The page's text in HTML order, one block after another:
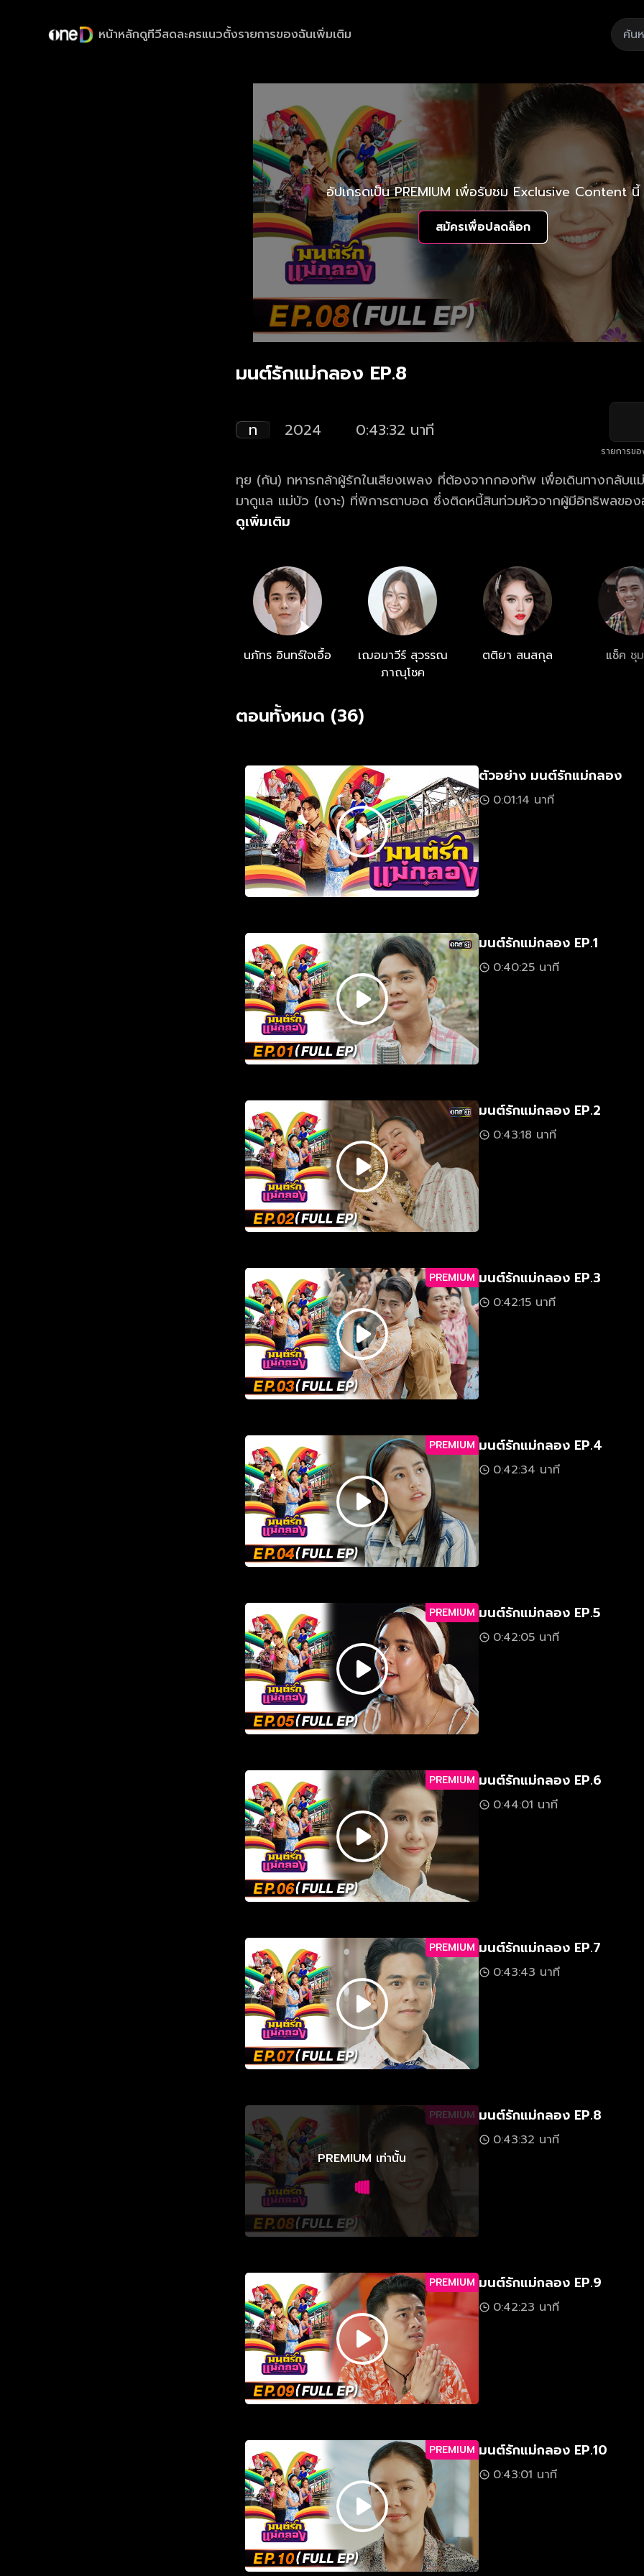
หน้าหลักดูทีวีสดละครแนวตั้งรายการของฉันเพิ่มเติม
อัปเกรดเป็น PREMIUM เพื่อรับชม Exclusive Content นี้
สมัครเพื่อปลดล็อก
มนต์รักแม่กลอง EP.8
ท 2024 0:43:32 นาที
รายการข
ทุย (กัน) ทหารกล้าผู้รักในเสียงเพลง ที่ต้องจากกองทัพ เพื่อเดินทางกลับแ
มาดูแล แม่บัว (เงาะ) ที่พิการตาบอด ซึ่งติดหนี้สินท่วมหัวจากผู้มีอิทธิพลของ
พยายามทำทุกวิถีทางเพื่อหาเงินมาปลดหนี้ โดยการตั้งวงดนตรีลูกทุ่งขึ้นมา
ให้กับแม่ที่ตาบอดได้หรือไม่ มาตามเอาใจช่วยทุยให้ฝ่าฟันกับทุกอุปสรรค พร้อ
ดูเพิ่มเติม
นภัทร อินทร์ใจเอื้อ
เฌอมาวีร์ สุวรรณ
ภาณุโชค
ตติยา สนสกุล แซ็ค ชุ
ตอนทั้งหมด (36)
ตัวอย่าง มนต์รักแม่กลอง
0:01:14 นาที
มนต์รักแม่กลอง EP.1
0:40:25 นาที
มนต์รักแม่กลอง EP.2
0:43:18 นาที
PREMIUM มนต์รักแม่กลอง EP.3
0:42:15 นาที
PREMIUM มนต์รักแม่กลอง EP.4
0:42:34 นาที
PREMIUM มนต์รักแม่กลอง EP.5
0:42:05 นาที
PREMIUM มนต์รักแม่กลอง EP.6
0:44:01 นาที
PREMIUM มนต์รักแม่กลอง EP.7
0:43:43 นาที
PREMIUM
PREMIUM เท่านั้น
มนต์รักแม่กลอง EP.8
0:43:32 นาที
PREMIUM มนต์รักแม่กลอง EP.9
0:42:23 นาที
PREMIUM มนต์รักแม่กลอง EP.10
0:43:01 นาที